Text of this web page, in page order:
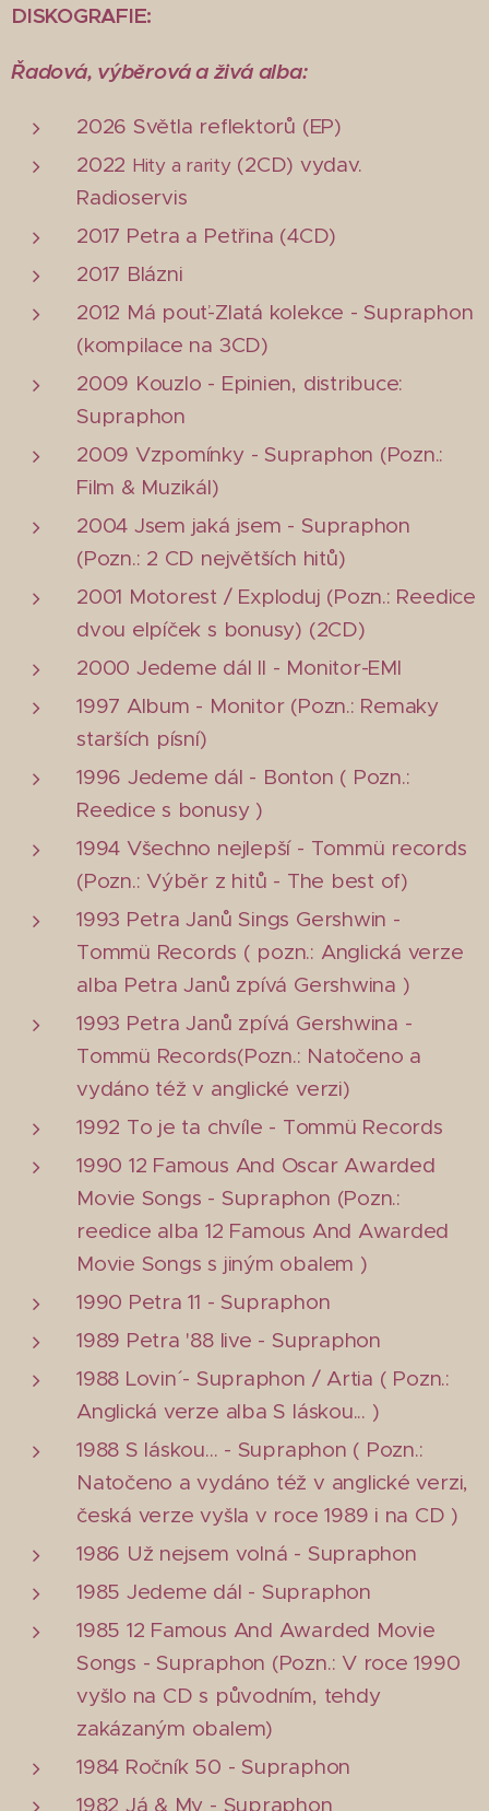
DISKOGRAFIE:
Řadová, výběrová a živá alba:
2026 Světla reflektorů (EP)
2022 Hity a rarity(2CD) vydav.
Radioservis
2017 Petra a Petřina (4CD)
2017 Blázni
2012 Má pouť-Zlatá kolekce - Supraphon
(kompilace na 3CD)
2009 Kouzlo - Epinien, distribuce:
Supraphon
2009 Vzpomínky - Supraphon (Pozn.:
Film & Muzikál)
2004 Jsem jaká jsem - Supraphon
(Pozn.: 2 CD největších hitů)
2001 Motorest / Exploduj (Pozn.: Reedice
dvou elpíček s bonusy) (2CD)
2000 Jedeme dál II - Monitor-EMI
1997 Album - Monitor (Pozn.: Remaky
starších písní)
1996 Jedeme dál - Bonton ( Pozn.:
Reedice s bonusy )
1994 Všechno nejlepší - Tommü records
(Pozn.: Výběr z hitů - The best of)
1993 Petra Janů Sings Gershwin -
Tommü Records ( pozn.: Anglická verze
alba Petra Janů zpívá Gershwina )
1993 Petra Janů zpívá Gershwina -
Tommü Records(Pozn.: Natočeno a
vydáno též v anglické verzi)
1992 To je ta chvíle - Tommü Records
1990 12 Famous And Oscar Awarded
Movie Songs - Supraphon (Pozn.:
reedice alba 12 Famous And Awarded
Movie Songs s jiným obalem )
1990 Petra 11 - Supraphon
1989 Petra '88 live - Supraphon
1988 Lovin´ - Supraphon / Artia ( Pozn.:
Anglická verze alba S láskou... )
1988 S láskou... - Supraphon ( Pozn.:
Natočeno a vydáno též v anglické verzi,
česká verze vyšla v roce 1989 i na CD )
1986 Už nejsem volná - Supraphon
1985 Jedeme dál - Supraphon
1985 12 Famous And Awarded Movie
Songs - Supraphon (Pozn.: V roce 1990
vyšlo na CD s původním, tehdy
zakázaným obalem)
1984 Ročník 50 - Supraphon
1982 Já & My - Supraphon